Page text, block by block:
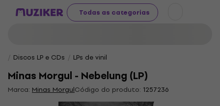
Todas as categorias
Discos LP e CDs LPs de vinil
Minas Morgul - Nebelung (LP)
Marca: Minas MorgulCódigo do produto: 1257236